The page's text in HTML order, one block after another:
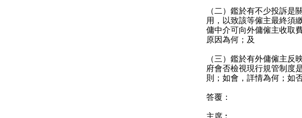
（二）鑑於有不少投訴是
用，以致該等僱主最終須
傭中介可向外傭僱主收取
原因為何；及
（三）鑑於有外傭僱主反
府會否檢視現行規管制度
則；如會，詳情為何；如
答覆：
主席︰